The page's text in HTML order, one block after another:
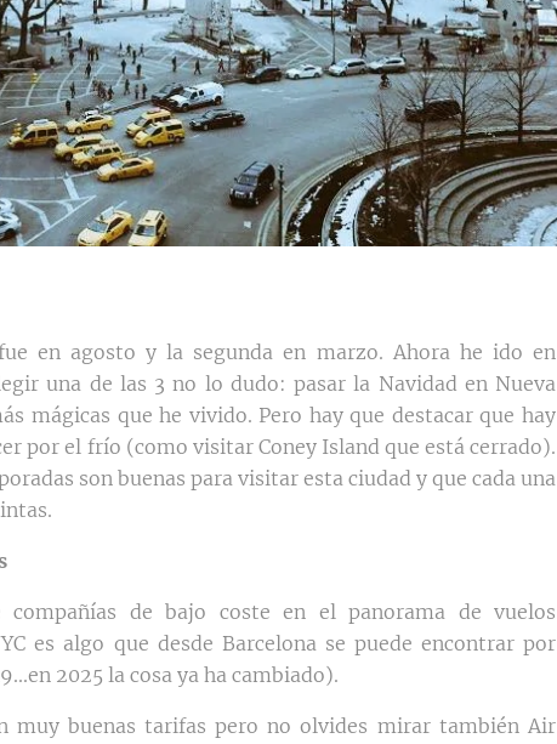
en agosto y la segunda en marzo. Ahora he ido en
una de las 3 no lo dudo: pasar la Navidad en Nueva
mágicas que he vivido. Pero hay que destacar que hay
por el frío (como visitar Coney Island que está cerrado).
son buenas para visitar esta ciudad y que cada una
de bajo coste en el panorama de vuelos
es algo que desde Barcelona se puede encontrar por
2025 la cosa ya ha cambiado).
muy buenas tarifas pero no olvides mirar también Air